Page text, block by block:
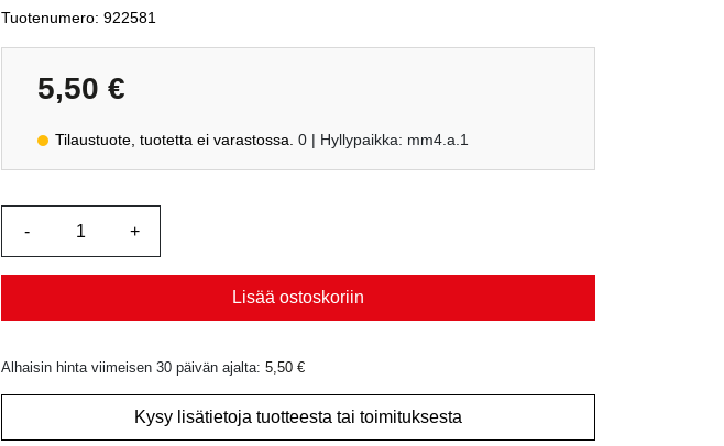
Tuotenumero: 922581
5,50 €
Tilaustuote, tuotetta ei varastossa. 0 | Hyllypaikka: mm4.a.1
Lisää ostoskoriin
Alhaisin hinta viimeisen 30 päivän ajalta: 5,50 €
Kysy lisätietoja tuotteesta tai toimituksesta